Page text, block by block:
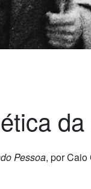
Pessoa, por